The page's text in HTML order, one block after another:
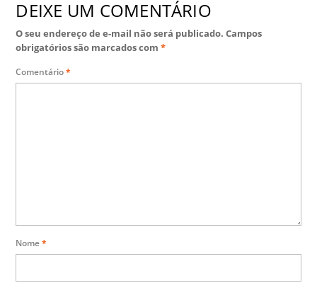
DEIXE UM COMENTÁRIO
O seu endereço de e-mail não será publicado. Campos
obrigatórios são marcados com*
Comentário*
Nome*